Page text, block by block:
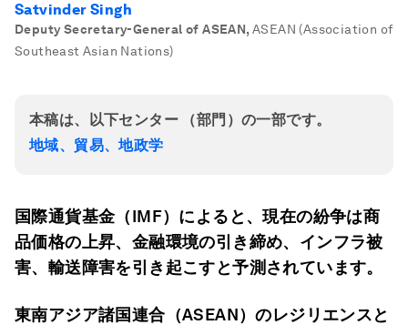
Satvinder Singh
Deputy Secretary-General of ASEAN, ASEAN (Association of
Southeast Asian Nations)
本稿は、以下センター （部門）の一部です。
地域、貿易、地政学
国際通貨基金（IMF）によると、現在の紛争は商
品価格の上昇、金融環境の引き締め、インフラ被
害、輸送障害を引き起こすと予測されています。
東南アジア諸国連合（ASEAN）のレジリエンスと